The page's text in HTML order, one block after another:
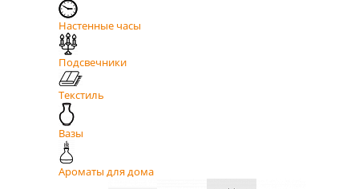
Настенные часы
Подсвечники
Текстиль
Вазы
Ароматы для дома